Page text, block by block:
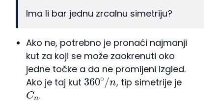
Ima li bar jednu zrcalnu simetriju?
Ako ne, potrebno je pronaći najmanji
kut za koji se može zaokrenuti oko
jedne točke a da ne promijeni izgled.
Ako je taj kut
360∘/n
, tip simetrije je
Cn
.